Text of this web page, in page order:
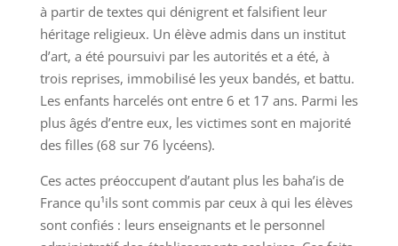
à partir de textes qui dénigrent et falsifient leur
héritage religieux. Un élève admis dans un institut
d’art, a été poursuivi par les autorités et a été, à
trois reprises, immobilisé les yeux bandés, et battu.
Les enfants harcelés ont entre 6 et 17 ans. Parmi les
plus âgés d’entre eux, les victimes sont en majorité
des filles (68 sur 76 lycéens).
Ces actes préoccupent d’autant plus les baha’is de
France qu¹ils sont commis par ceux à qui les élèves
sont confiés : leurs enseignants et le personnel